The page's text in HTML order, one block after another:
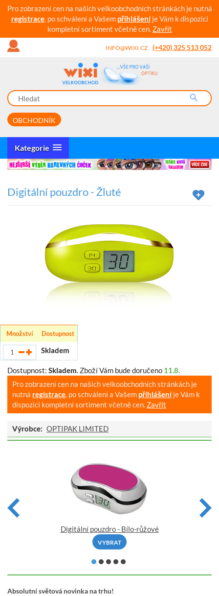
Pro zobrazení cen na našich velkoobchodních stránkách je nutná
registrace, po schválení a Vašem přihlášeníje Vám k dispozici
kompletní sortiment včetně cen. Zavřít
INFO@WIXI.CZ (+420) 325 513 052
OBCHODNÍK
Kategorie
Digitální pouzdro - Žluté
Množství Dostupnost
Skladem
Dostupnost: Skladem. Zboží Vám bude doručeno 11.8.
Pro zobrazení cen na našich velkoobchodních stránkách je
nutná registrace, po schválení a Vašem přihlášeníje Vám k
dispozici kompletní sortiment včetně cen. Zavřít
Výrobce: OPTIPAK LIMITED
Digitální pouzdro - Bílo-růžové
VYBRAT
Absolutní světová novinka na trhu!